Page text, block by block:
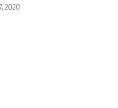
2020